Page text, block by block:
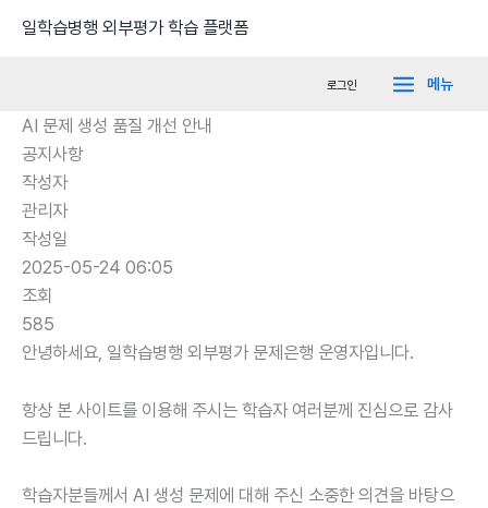
일학습병행 외부평가 학습 플랫폼
로그인
Menu
메뉴
AI 문제 생성 품질 개선 안내
공지사항
작성자
관리자
작성일
2025-05-24 06:05
조회
585
안녕하세요, 일학습병행 외부평가 문제은행 운영자입니다.
항상 본 사이트를 이용해 주시는 학습자 여러분께 진심으로 감사
드립니다.
학습자분들께서 AI 생성 문제에 대해 주신 소중한 의견을 바탕으